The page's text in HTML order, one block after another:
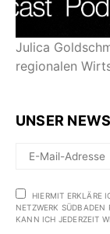
Julica
regionalen
UNSER
HIERMIT ERKLÄRE
NETZWERK
KANN ICH JEDERZEIT